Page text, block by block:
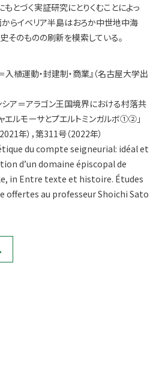
とづく実証研究にとりくむことによっ
からイベリア半島はおろか中世地中海
そのものの刷新を模索している。
入植運動・封建制・商業』（名古屋大学出
シア＝アラゴン王国境界における村落共
エルモーサとプエルトミンガルボ①②」
年），第311号（2022年）
du compte seigneurial: idéal et
d’un domaine épiscopal de
in Entre texte et histoire. Études
offertes au professeur Shoichi Sato